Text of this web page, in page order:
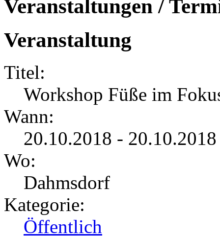
Veranstaltungen /
Veranstaltung
Titel:
Workshop Füße im
Wann:
20.10.2018 -
Wo:
Dahmsdorf
Kategorie:
Öffentlich